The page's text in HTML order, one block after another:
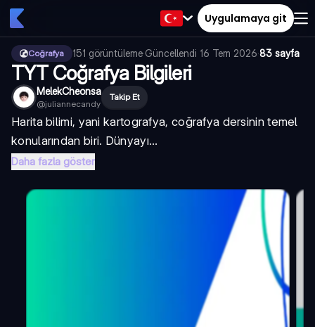
Uygulamaya git
Coğrafya 151 görüntüleme·Güncellendi 16 Tem 2026·83 sayfa
TYT Coğrafya Bilgileri
MelekCheonsa
@juliannecandy
Takip Et
Harita bilimi, yani kartografya, coğrafya dersinin temel
konularından biri. Dünyayı...
Daha fazla göster